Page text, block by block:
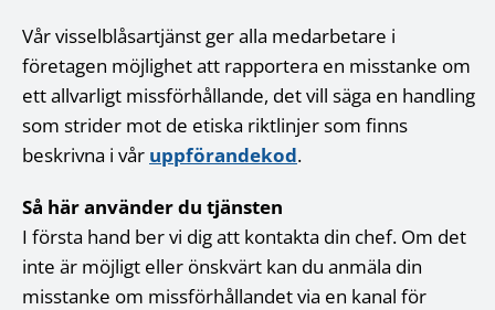
Vår visselblåsartjänst ger alla medarbetare i
företagen möjlighet att rapportera en misstanke om
ett allvarligt missförhållande, det vill säga en handling
som strider mot de etiska riktlinjer som finns
beskrivna i vår uppförandekod.
Så här använder du tjänsten
I första hand ber vi dig att kontakta din chef. Om det
inte är möjligt eller önskvärt kan du anmäla din
misstanke om missförhållandet via en kanal för